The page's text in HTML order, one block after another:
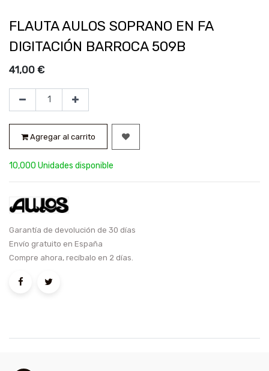
FLAUTA AULOS SOPRANO EN FA
DIGITACIÓN BARROCA 509B
41,00 €
Agregar al carrito
10,000 Unidades disponible
Garantía de devolución de 30 días
Envío gratuito en España
Compre ahora, recíbalo en 2 días.